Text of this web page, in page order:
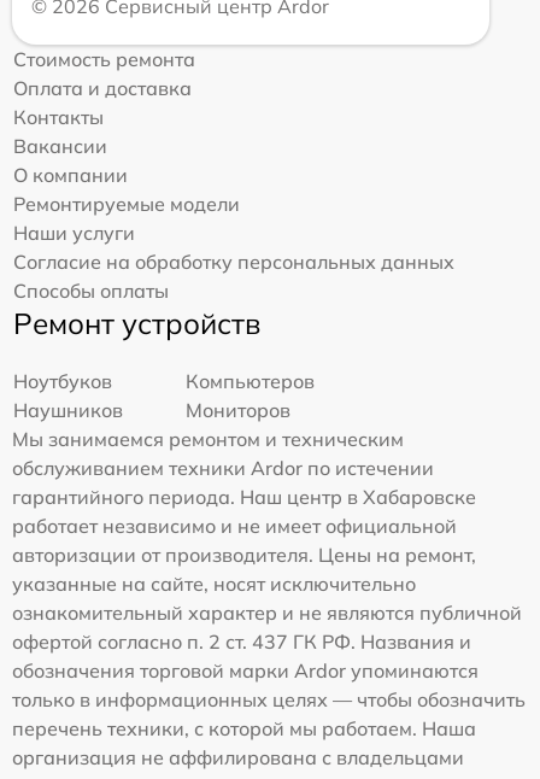
© 2026 Сервисный центр Ardor
Стоимость ремонта
Оплата и доставка
Контакты
Вакансии
О компании
Ремонтируемые модели
Наши услуги
Согласие на обработку персональных данных
Способы оплаты
Ремонт устройств
Ноутбуков
Компьютеров
Наушников
Мониторов
Мы занимаемся ремонтом и техническим
обслуживанием техники Ardor по истечении
гарантийного периода. Наш центр в Хабаровске
работает независимо и не имеет официальной
авторизации от производителя. Цены на ремонт,
указанные на сайте, носят исключительно
ознакомительный характер и не являются публичной
офертой согласно п. 2 ст. 437 ГК РФ. Названия и
обозначения торговой марки Ardor упоминаются
только в информационных целях — чтобы обозначить
перечень техники, с которой мы работаем. Наша
организация не аффилирована с владельцами